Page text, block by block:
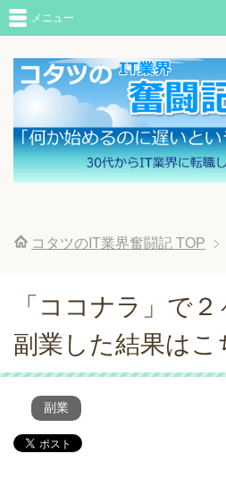
メニュー
コタツのIT業界奮闘記 TOP
「ココナラ」で
副業した結果はこ
副業